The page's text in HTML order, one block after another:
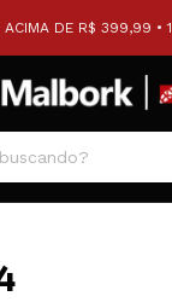
ACIMA DE R$ 399,99 •